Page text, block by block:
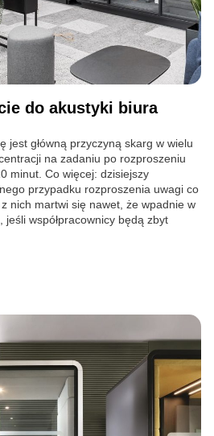
do akustyki biura
jest główną przyczyną skarg w wielu
na zadaniu po rozproszeniu
minut. Co więcej: dzisiejszy
przypadku rozproszenia uwagi co
nich martwi się nawet, że wpadnie w
jeśli współpracownicy będą zbyt